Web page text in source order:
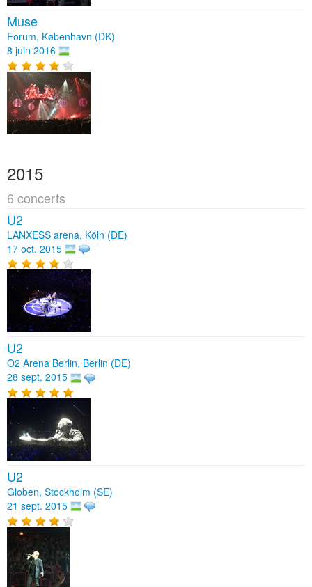
Muse
Forum, København (DK)
8 juin 2016
2015
6 concerts
U2
LANXESS arena, Köln (DE)
17 oct. 2015
U2
O2 Arena Berlin, Berlin (DE)
28 sept. 2015
U2
Globen, Stockholm (SE)
21 sept. 2015